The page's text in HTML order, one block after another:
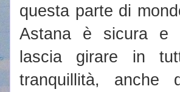
questa parte di
Astana è sicura e
lascia girare in
tranquillità, anche